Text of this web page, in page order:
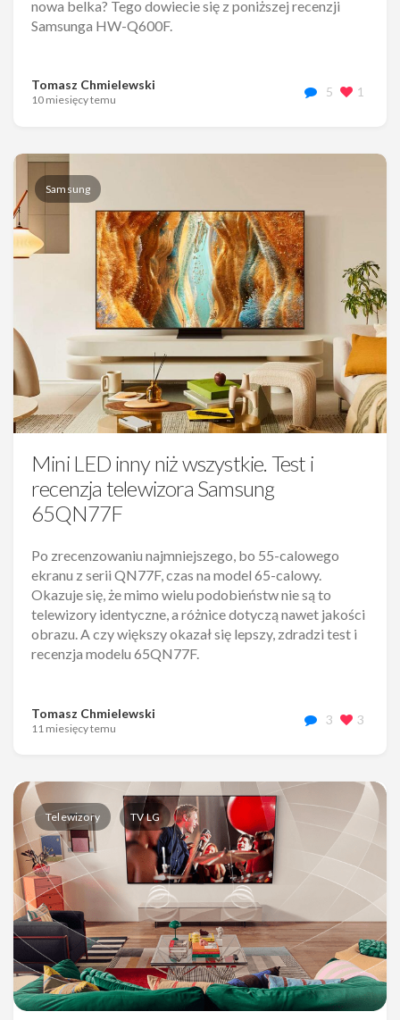
nowa belka? Tego dowiecie się z poniższej recenzji
Samsunga HW-Q600F.
Tomasz Chmielewski
10 miesięcy temu
5 1
Samsung
Mini LED inny niż wszystkie. Test i
recenzja telewizora Samsung
65QN77F
Po zrecenzowaniu najmniejszego, bo 55-calowego
ekranu z serii QN77F, czas na model 65-calowy.
Okazuje się, że mimo wielu podobieństw nie są to
telewizory identyczne, a różnice dotyczą nawet jakości
obrazu. A czy większy okazał się lepszy, zdradzi test i
recenzja modelu 65QN77F.
Tomasz Chmielewski
11 miesięcy temu
3 3
Telewizory TV LG